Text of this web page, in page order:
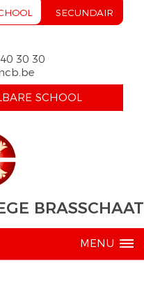
30 30
SCHOOL
BRASSCHAAT
SECUNDAIR
MENU